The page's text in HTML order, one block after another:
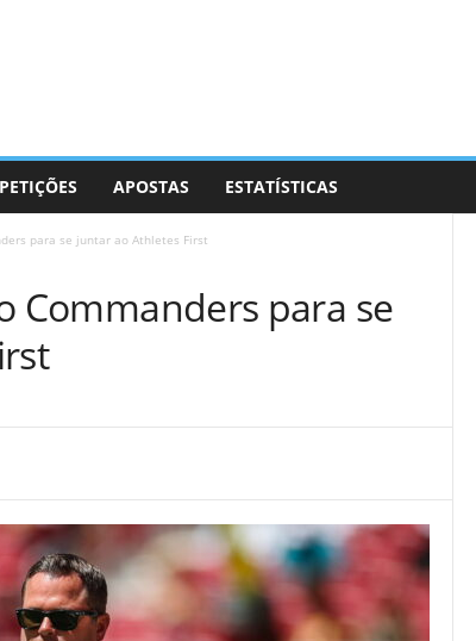
APOSTAS ESTATÍSTICAS
para se juntar ao Athletes First
Commanders para se